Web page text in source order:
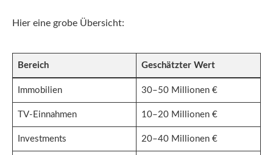
Hier eine grobe Übersicht:
Bereich Geschätzter Wert
Immobilien 30–50 Millionen €
TV-Einnahmen 10–20 Millionen €
Investments 20–40 Millionen €